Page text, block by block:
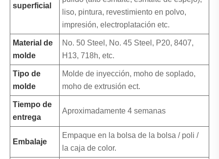
superficial
liso, pintura, revestimiento en polvo,
impresión, electroplatación etc.
Material de
molde
No. 50 Steel, No. 45 Steel, P20, 8407,
H13, 718h, etc.
Tipo de
molde
Molde de inyección, moho de soplado,
moho de extrusión ect.
Tiempo de
entrega
Aproximadamente 4 semanas
Embalaje
Empaque en la bolsa de la bolsa / poli /
la caja de color.